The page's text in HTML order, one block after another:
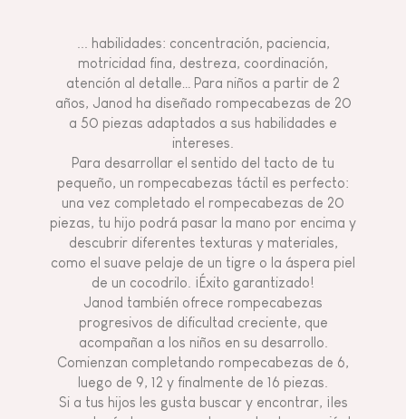
... habilidades: concentración, paciencia,
motricidad fina, destreza, coordinación,
atención al detalle… Para niños a partir de 2
años, Janod ha diseñado rompecabezas de 20
a 50 piezas adaptados a sus habilidades e
intereses.
Para desarrollar el sentido del tacto de tu
pequeño, un rompecabezas táctil es perfecto:
una vez completado el rompecabezas de 20
piezas, tu hijo podrá pasar la mano por encima y
descubrir diferentes texturas y materiales,
como el suave pelaje de un tigre o la áspera piel
de un cocodrilo. ¡Éxito garantizado!
Janod también ofrece rompecabezas
progresivos de dificultad creciente, que
acompañan a los niños en su desarrollo.
Comienzan completando rompecabezas de 6,
luego de 9, 12 y finalmente de 16 piezas.
Si a tus hijos les gusta buscar y encontrar, ¡les